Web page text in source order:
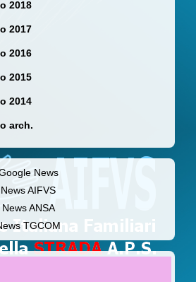
2018
2017
2016
2015
2014
arch.
News
News AIFVS
News ANSA
TGCOM